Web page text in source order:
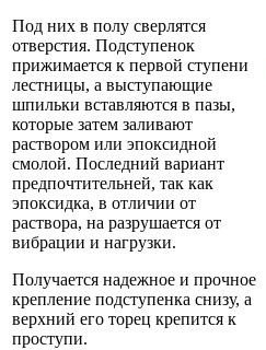
Под них в полу сверлятся
отверстия. Подступенок
прижимается к первой ступени
лестницы, а выступающие
шпильки вставляются в пазы,
которые затем заливают
раствором или эпоксидной
смолой. Последний вариант
предпочтительней, так как
эпоксидка, в отличии от
раствора, на разрушается от
вибрации и нагрузки.
Получается надежное и прочное
крепление подступенка снизу, а
верхний его торец крепится к
проступи.